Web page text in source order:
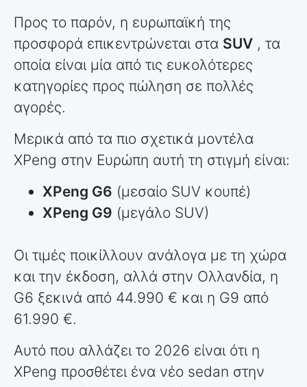
Προς το παρόν, η ευρωπαϊκή της
προσφορά επικεντρώνεται στα SUV , τα
οποία είναι μία από τις ευκολότερες
κατηγορίες προς πώληση σε πολλές
αγορές.
Μερικά από τα πιο σχετικά μοντέλα
XPeng στην Ευρώπη αυτή τη στιγμή είναι:
XPeng G6 (μεσαίο SUV κουπέ)
XPeng G9 (μεγάλο SUV)
Οι τιμές ποικίλλουν ανάλογα με τη χώρα
και την έκδοση, αλλά στην Ολλανδία, η
G6 ξεκινά από 44.990 € και η G9 από
61.990 €.
Αυτό που αλλάζει το 2026 είναι ότι η
XPeng προσθέτει ένα νέο sedan στην